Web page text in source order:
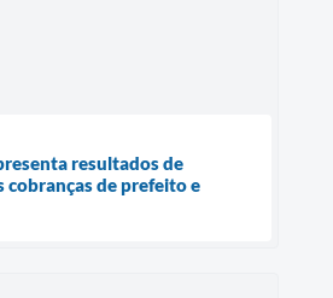
resultados de
cobranças de prefeito e